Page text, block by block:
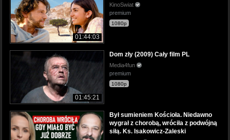
01:44:03
KinoSwiat
premium
1080p
01:45:21
Dom zły (2009) Cały film PL
Media4fun
premium
1080p
Był sumieniem Kościoła. Niedawno
wygrał z chorobą, wróciła z podwójną
siłą. Ks. Isakowicz-Zaleski